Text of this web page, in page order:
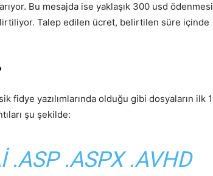
Bu mesajda ise yaklaşık 300 usd ödenmesi
Talep edilen ücret, belirtilen süre içinde
fidye yazılımlarında olduğu gibi dosyaların ilk 1
şu şekilde:
.ASP .ASPX .AVHD